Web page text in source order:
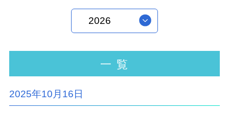
2026
一 覧
2025年10月16日